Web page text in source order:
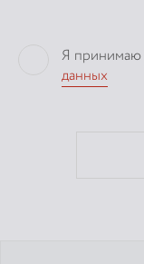
Я принимаю
данных